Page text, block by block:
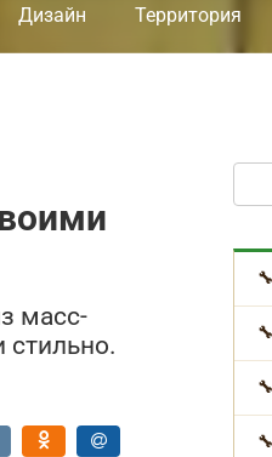
Дизайн Территория
масс-
стильно.